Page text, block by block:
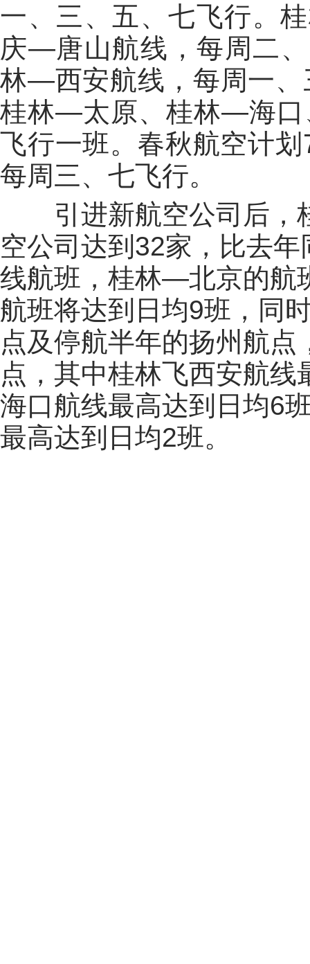
一、三、五、七飞行。
庆—唐山航线，每周二
林—西安航线，每周一、
桂林—太原、桂林—海
飞行一班。春秋航空计
每周三、七飞行。
引进新航空公司后，
空公司达到32家，比去
线航班，桂林—北京的航
航班将达到日均9班，同
点及停航半年的扬州航
点，其中桂林飞西安航
海口航线最高达到日均6
最高达到日均2班。